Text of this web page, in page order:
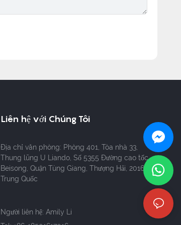
Liên hệ với Chúng Tôi
Địa chỉ văn phòng: Phòng 401, Tòa nhà 33,
Thung lũng U Liando, Số 5355 Đường cao tốc
Beisong, Quận Tùng Giang, Thượng Hải, 201611
Trung Quốc
Người liên hệ: Amily Li